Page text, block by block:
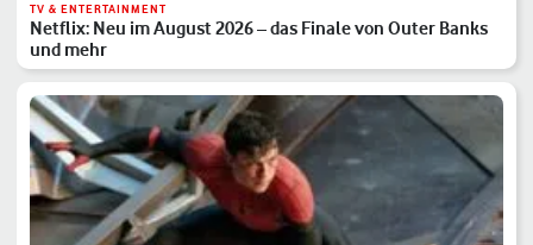
TV & ENTERTAINMENT
Netflix: Neu im August 2026 – das Finale von Outer Banks
und mehr